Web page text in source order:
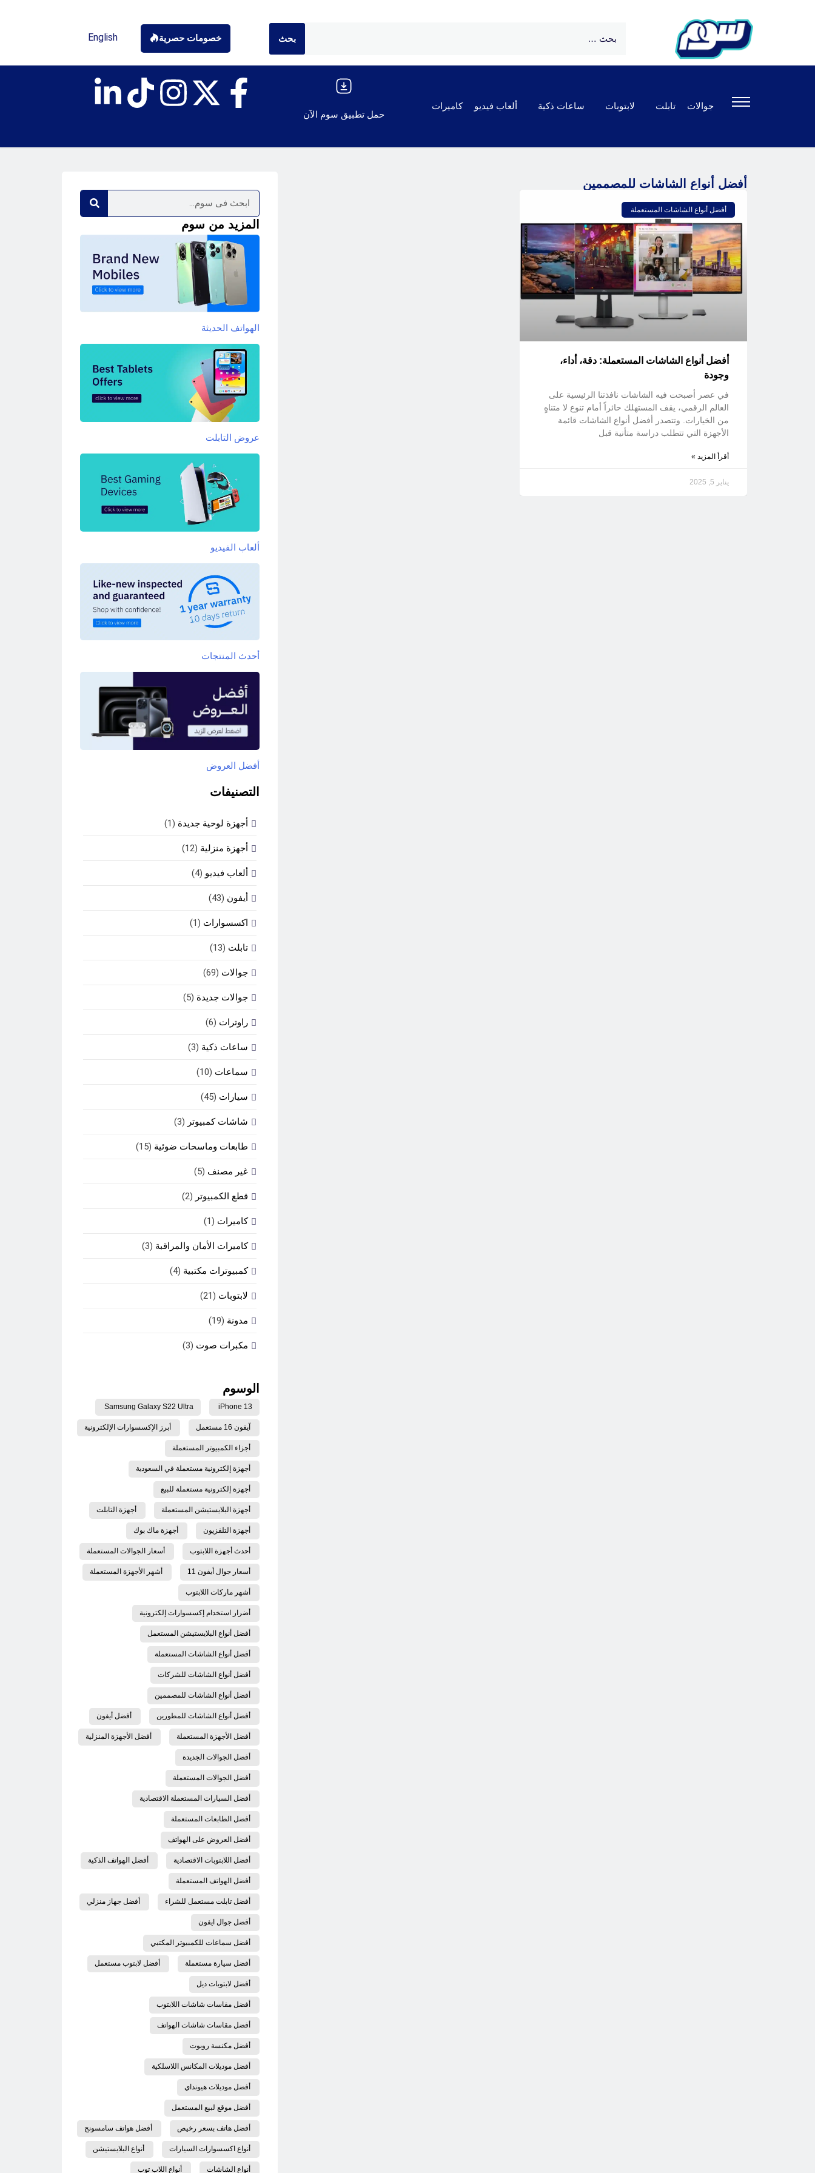
خصومات حصرية English
جوالات تابلت لابتوبات ساعات ذكية ألعاب فيديو
كاميرات
حمل تطبيق سوم الآن
أفضل أنواع الشاشات للمصممين
أفضل أنواع الشاشات المستعملة
أفضل أنواع الشاشات المستعملة: دقة، أداء،
وجودة
في عصر أصبحت فيه الشاشات نافذتنا الرئيسية على
العالم الرقمي، يقف المستهلك حائراً أمام تنوع لا متناهٍ
من الخيارات. وتتصدر أفضل أنواع الشاشات قائمة
الأجهزة التي تتطلب دراسة متأنية قبل
أقرأ المزيد »
يناير 5, 2025
المزيد من سوم
الهواتف الحديثة
عروض التابلت
ألعاب الفيديو
أحدث المنتجات
أفضل العروض
التصنيفات
أجهزة لوحية جديدة (1)
أجهزة منزلية (12)
ألعاب فيديو (4)
أيفون (43)
اكسسوارات (1)
تابلت (13)
جوالات (69)
جوالات جديدة (5)
راوترات (6)
ساعات ذكية (3)
سماعات (10)
سيارات (45)
شاشات كمبيوتر (3)
طابعات وماسحات ضوئية (15)
غير مصنف (5)
قطع الكمبيوتر (2)
كاميرات (1)
كاميرات الأمان والمراقبة (3)
كمبيوترات مكتبية (4)
لابتوبات (21)
مدونة (19)
مكبرات صوت (3)
الوسوم
iPhone 13
Samsung Galaxy S22 Ultra
آيفون 16 مستعمل أبرز الإكسسوارات الإلكترونية
أجزاء الكمبيوتر المستعملة
أجهزة إلكترونية مستعملة في السعودية
أجهزة إلكترونية مستعملة للبيع
أجهزة البلايستيشن المستعملة أجهزة التابلت
أجهزة التلفزيون أجهزة ماك بوك
أحدث أجهزة اللابتوب أسعار الجوالات المستعملة
أسعار جوال أيفون 11 أشهر الأجهزة المستعملة
أشهر ماركات اللابتوب
أضرار استخدام إكسسوارات إلكترونية
أفضل أنواع البلايستيشن المستعمل
أفضل أنواع الشاشات المستعملة
أفضل أنواع الشاشات للشركات
أفضل أنواع الشاشات للمصممين
أفضل أنواع الشاشات للمطورين أفضل أيفون
أفضل الأجهزة المستعملة أفضل الأجهزة المنزلية
أفضل الجوالات الجديدة
أفضل الجوالات المستعملة
أفضل السيارات المستعملة الاقتصادية
أفضل الطابعات المستعملة
أفضل العروض على الهواتف
أفضل اللابتوبات الاقتصادية أفضل الهواتف الذكية
أفضل الهواتف المستعملة
أفضل تابلت مستعمل للشراء أفضل جهاز منزلي
أفضل جوال ايفون
أفضل سماعات للكمبيوتر المكتبي
أفضل سيارة مستعملة أفضل لابتوب مستعمل
أفضل لابتوبات ديل
أفضل مقاسات شاشات اللابتوب
أفضل مقاسات شاشات الهواتف
أفضل مكنسة روبوت
أفضل موديلات المكانس اللاسلكية
أفضل موديلات هيونداي
أفضل موقع لبيع المستعمل
أفضل هاتف بسعر رخيص أفضل هواتف سامسونج
أنواع اكسسوارات السيارات أنواع البلايستيشن
أنواع الشاشات أنواع اللاب توب